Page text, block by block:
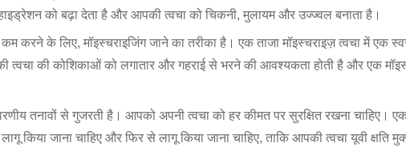
को बढ़ा देता है और आपकी त्वचा को चिकनी, मुलायम और उज्ज्वल बनाता है।
करने के लिए, मॉइस्चराइजिंग जाने का तरीका है। एक ताजा मॉइस्चराइज़ त्वचा में एक
की कोशिकाओं को लगातार और गहराई से भरने की आवश्यकता होती है और एक
तनावों से गुजरती है। आपको अपनी त्वचा को हर कीमत पर सुरक्षित रखना चाहिए।
किया जाना चाहिए और फिर से लागू किया जाना चाहिए, ताकि आपकी त्वचा यूवी क्षति